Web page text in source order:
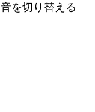
を切り替える